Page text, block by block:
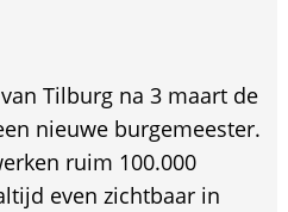
Tilburg na 3 maart de
nieuwe burgemeester.
ruim 100.000
even zichtbaar in